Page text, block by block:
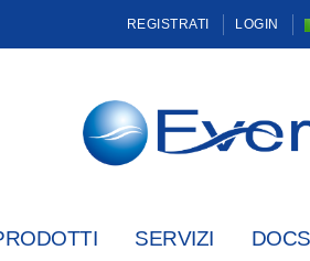
REGISTRATI LOGIN
SERVIZI